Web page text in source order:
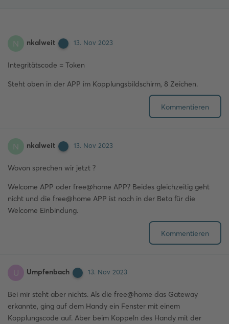
N nkalweit 13. Nov 2023
Integritätscode = Token
Steht oben in der APP im Kopplungsbildschirm, 8 Zeichen.
Kommentieren
N nkalweit 13. Nov 2023
Wovon sprechen wir jetzt ?
Welcome APP oder free@home APP? Beides gleichzeitig geht
nicht und die free@home APP ist noch in der Beta für die
Welcome Einbindung.
Kommentieren
U Umpfenbach 13. Nov 2023
Bei mir steht aber nichts. Als die free@home das Gateway
erkannte, ging auf dem Handy ein Fenster mit einem
Kopplungscode auf. Aber beim Koppeln des Handy mit der